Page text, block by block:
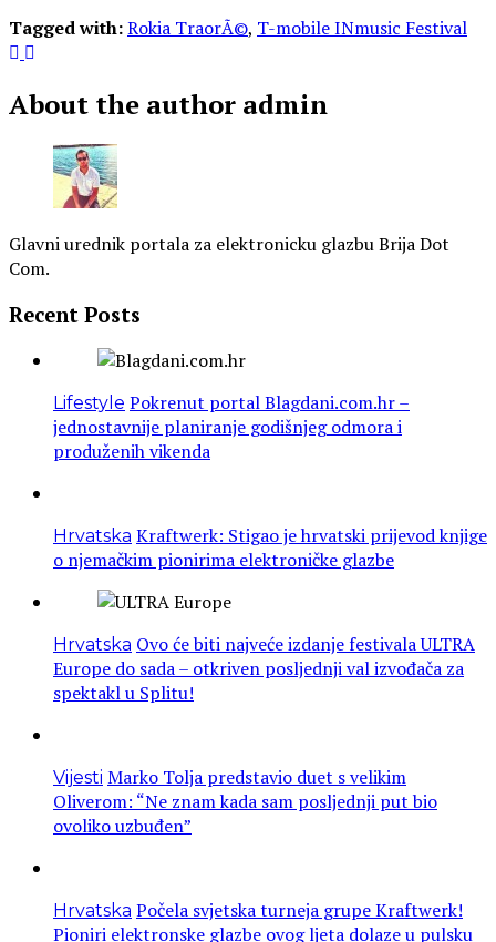
Tagged with:Rokia TraorÃ©, T-mobile INmusic Festival
About the author admin
Glavni urednik portala za elektronicku glazbu Brija Dot
Com.
Recent Posts
Lifestyle Pokrenut portal Blagdani.com.hr –
jednostavnije planiranje godišnjeg odmora i
produženih vikenda
Hrvatska Kraftwerk: Stigao je hrvatski prijevod knjige
o njemačkim pionirima elektroničke glazbe
Hrvatska Ovo će biti najveće izdanje festivala ULTRA
Europe do sada – otkriven posljednji val izvođača za
spektakl u Splitu!
Vijesti Marko Tolja predstavio duet s velikim
Oliverom: “Ne znam kada sam posljednji put bio
ovoliko uzbuđen”
Hrvatska Počela svjetska turneja grupe Kraftwerk!
Pioniri elektronske glazbe ovog ljeta dolaze u pulsku